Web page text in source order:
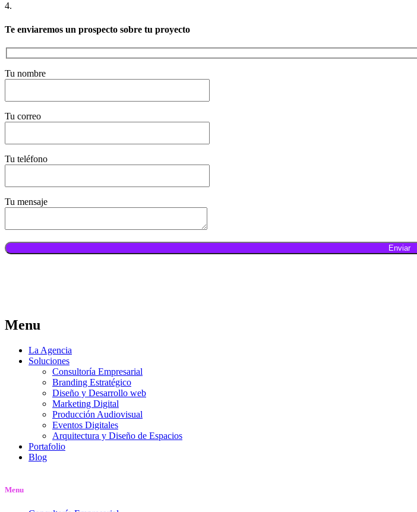
4.
Te enviaremos un prospecto sobre tu proyecto
Tu nombre
Tu correo
Tu teléfono
Tu mensaje
Menu
La Agencia
Soluciones
Consultoría Empresarial
Branding Estratégico
Diseño y Desarrollo web
Marketing Digital
Producción Audiovisual
Eventos Digitales
Arquitectura y Diseño de Espacios
Portafolio
Blog
Menu